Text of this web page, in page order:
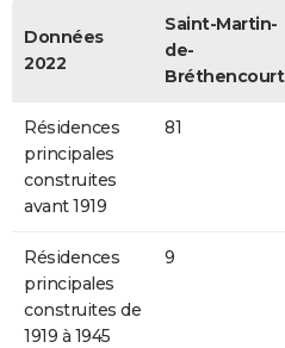
Données
2022
Saint-Martin-
de-
Bréthencourt
Résidences
principales
construites
avant 1919
81
Résidences
principales
construites de
1919 à 1945
9